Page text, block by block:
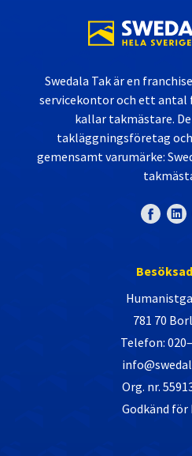
Swedala Tak är en
servicekontor och ett antal
kallar takmästare.
takläggningsföretag
gemensamt varumärke:
781 70
Telefon:
Org. nr.
Godkänd